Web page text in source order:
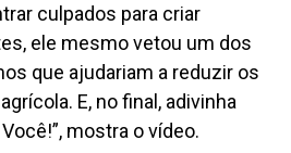
culpados para criar
ele mesmo vetou um dos
que ajudariam a reduzir os
E, no final, adivinha
mostra o vídeo.